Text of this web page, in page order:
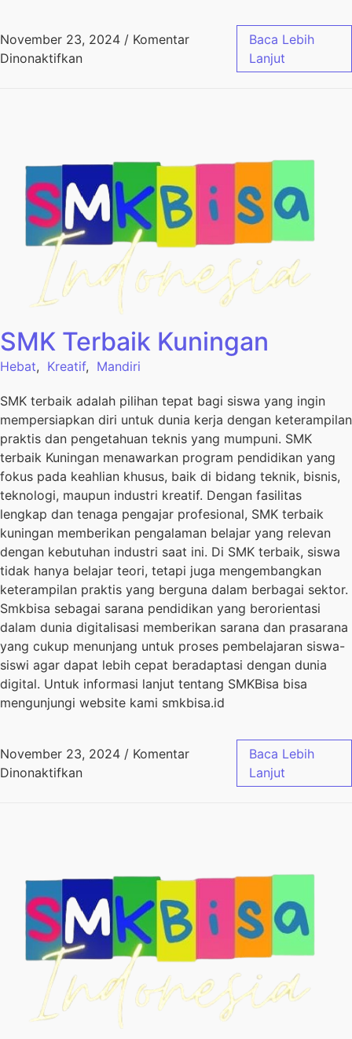
November 23, 2024 / Komentar
Dinonaktifkan
Baca Lebih
Lanjut
SMK Terbaik Kuningan
Hebat, Kreatif, Mandiri
SMK terbaik adalah pilihan tepat bagi siswa yang ingin
mempersiapkan diri untuk dunia kerja dengan keterampilan
praktis dan pengetahuan teknis yang mumpuni. SMK
terbaik Kuningan menawarkan program pendidikan yang
fokus pada keahlian khusus, baik di bidang teknik, bisnis,
teknologi, maupun industri kreatif. Dengan fasilitas
lengkap dan tenaga pengajar profesional, SMK terbaik
kuningan memberikan pengalaman belajar yang relevan
dengan kebutuhan industri saat ini. Di SMK terbaik, siswa
tidak hanya belajar teori, tetapi juga mengembangkan
keterampilan praktis yang berguna dalam berbagai sektor.
Smkbisa sebagai sarana pendidikan yang berorientasi
dalam dunia digitalisasi memberikan sarana dan prasarana
yang cukup menunjang untuk proses pembelajaran siswa-
siswi agar dapat lebih cepat beradaptasi dengan dunia
digital. Untuk informasi lanjut tentang SMKBisa bisa
mengunjungi website kami smkbisa.id
November 23, 2024 / Komentar
Dinonaktifkan
Baca Lebih
Lanjut